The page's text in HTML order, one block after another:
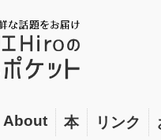
About 本 リンク